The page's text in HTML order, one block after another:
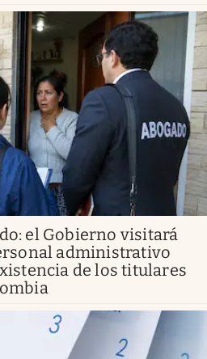
el Gobierno visitará
administrativo
de los titulares